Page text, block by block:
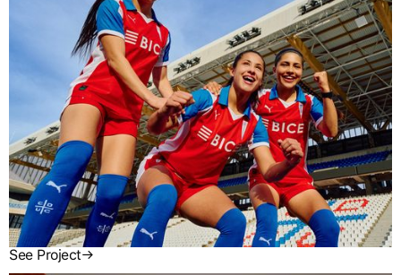
See Project→